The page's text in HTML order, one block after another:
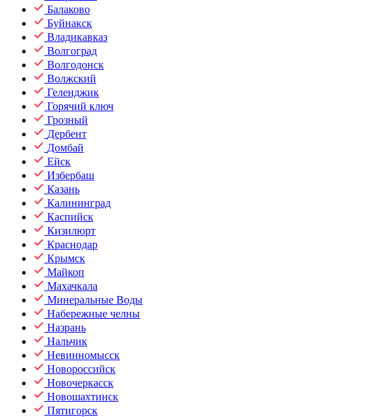
Балаково
Буйнакск
Владикавказ
Волгоград
Волгодонск
Волжский
Геленджик
Горячий ключ
Грозный
Дербент
Домбай
Ейск
Избербаш
Казань
Калининград
Каспийск
Кизилюрт
Краснодар
Крымск
Майкоп
Махачкала
Минеральные Воды
Набережные челны
Назрань
Нальчик
Невинномысск
Новороссийск
Новочеркасск
Новошахтинск
Пятигорск